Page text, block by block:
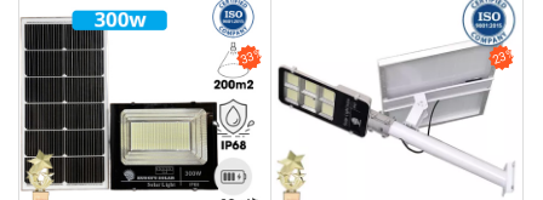
33% 23%